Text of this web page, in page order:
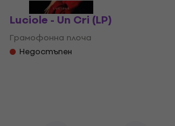
Luciole - Un Cri (LP)
Грамофонна плоча
Недостъпен